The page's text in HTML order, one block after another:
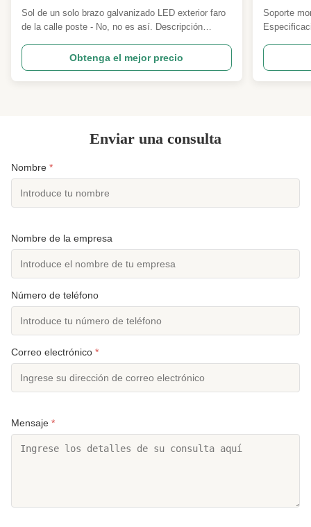
venta
Sol de un solo brazo galvanizado LED exterior faro
de la calle poste - No, no es así. Descripción
de diseño 1 Código de diseño ANSI/TIA222G,H o
norma europea y otros 2 Carga de diseño 1Área de
carga de la antena según lo especificado por los
Obtenga el mejor precio
años de
Soporte
de carga
a nivel
Enviar una consulta
Nombre *
Nombre de la empresa
Número de teléfono
Correo electrónico *
Mensaje *